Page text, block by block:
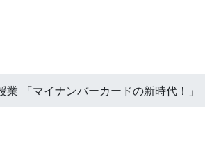
「マイナンバーカードの新時代！」